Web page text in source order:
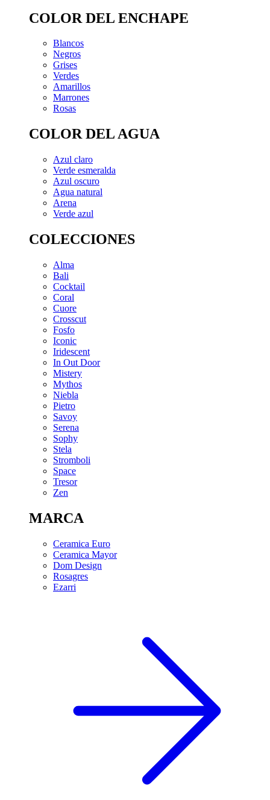
COLOR DEL ENCHAPE
Blancos
Negros
Grises
Verdes
Amarillos
Marrones
Rosas
COLOR DEL AGUA
Azul claro
Verde esmeralda
Azul oscuro
Agua natural
Arena
Verde azul
COLECCIONES
Alma
Bali
Cocktail
Coral
Cuore
Crosscut
Fosfo
Iconic
Iridescent
In Out Door
Mistery
Mythos
Niebla
Pietro
Savoy
Serena
Sophy
Stela
Stromboli
Space
Tresor
Zen
MARCA
Ceramica Euro
Ceramica Mayor
Dom Design
Rosagres
Ezarri